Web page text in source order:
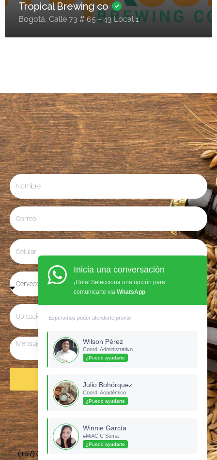
Tropical Brewing co
Bogotá, Calle 73 # 65 - 43 Local 1
Síguenos en Instagram
(+57) 3135437210 –
Inicia una conversación
¡Hola! Selecciona una opción para
comunicarte via WhatsApp
Esperamos poder atenderte pronto
Wilson Pérez
Coord. Administrativo
¿Puedo ayudarte
Julio Bohórquez
Coord. Académico
¿Puedo ayudarte
Winnie García
#MiACIC Suma
¿Puedo ayudarte